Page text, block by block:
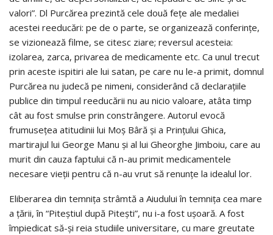
valori”. Dl Purcărea prezintă cele două feţe ale medaliei
acestei reeducări: pe de o parte, se organizează conferinţe,
se vizionează filme, se citesc ziare; reversul acesteia:
izolarea, zarca, privarea de medicamente etc. Ca unul trecut
prin aceste ispitiri ale lui satan, pe care nu le-a primit, domnul
Purcărea nu judecă pe nimeni, considerând că declaraţiile
publice din timpul reeducării nu au nicio valoare, atâta timp
cât au fost smulse prin constrângere. Autorul evocă
frumuseţea atitudinii lui Moş Bâră şi a Prinţului Ghica,
martirajul lui George Manu şi al lui Gheorghe Jimboiu, care au
murit din cauza faptului că n-au primit medicamentele
necesare vieţii pentru că n-au vrut să renunţe la idealul lor.
Eliberarea din temniţa strâmtă a Aiudului în temniţa cea mare
a ţării, în “Piteştiul după Piteşti”, nu i-a fost uşoară. A fost
împiedicat să-şi reia studiile universitare, cu mare greutate